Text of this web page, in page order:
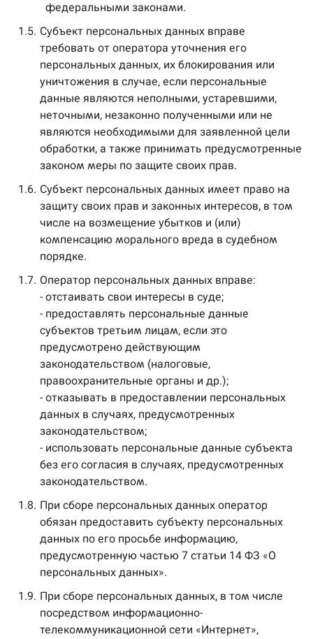
федеральными законами.
1.5. Субъект персональных данных вправе
требовать от оператора уточнения его
персональных данных, их блокирования или
уничтожения в случае, если персональные
данные являются неполными, устаревшими,
неточными, незаконно полученными или не
являются необходимыми для заявленной цели
обработки, а также принимать предусмотренные
законом меры по защите своих прав.
1.6. Субъект персональных данных имеет право на
защиту своих прав и законных интересов, в том
числе на возмещение убытков и (или)
компенсацию морального вреда в судебном
порядке.
1.7. Оператор персональных данных вправе:
- отстаивать свои интересы в суде;
- предоставлять персональные данные
субъектов третьим лицам, если это
предусмотрено действующим
законодательством (налоговые,
правоохранительные органы и др.);
- отказывать в предоставлении персональных
данных в случаях, предусмотренных
законодательством;
- использовать персональные данные субъекта
без его согласия в случаях, предусмотренных
законодательством.
1.8. При сборе персональных данных оператор
обязан предоставить субъекту персональных
данных по его просьбе информацию,
предусмотренную частью 7 статьи 14 ФЗ «О
персональных данных».
1.9. При сборе персональных данных, в том числе
посредством информационно-
телекоммуникационной сети «Интернет»,